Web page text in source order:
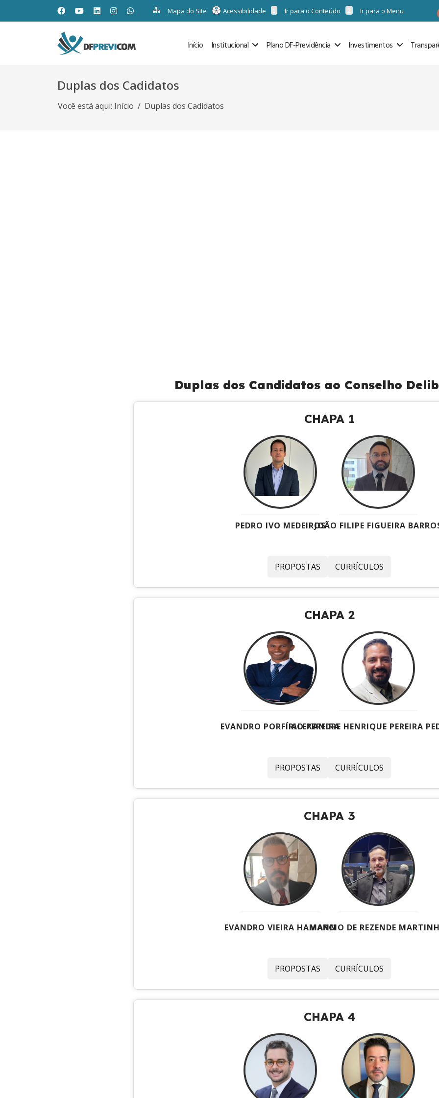
Mapa do Site Acessibilidade Ir para o Conteúdo Ir para o Menu
Início Institucional Plano DF-Previdência Investimentos
Duplas dos Cadidatos
Você está aqui: Início Duplas dos Cadidatos
Duplas dos Candidatos ao Conselho
CHAPA 1
PEDRO IVO MEDEIROSJOÃO FILIPE FIGUEIRA
PROPOSTAS CURRÍCULOS
CHAPA 2
EVANDRO PORFÍRIO PEREIRAALEXANDRE HENRIQUE PEREIRA
PROPOSTAS CURRÍCULOS
CHAPA 3
EVANDRO VIEIRA HAMANNMARCIO DE REZENDE
PROPOSTAS CURRÍCULOS
CHAPA 4